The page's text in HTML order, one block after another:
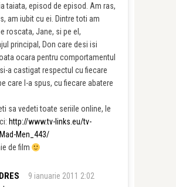
taiata, episod de episod. Am ras,
am iubit cu ei. Dintre toti am
roscata, Jane, si pe el,
principal, Don care desi isi
ocara pentru comportamentul
a castigat respectul cu fiecare
care l-a spus, cu fiecare abatere
sa vedeti toate seriile online, le
http://www.tv-links.eu/tv-
Men_443/
de film
9 ianuarie 2011 2:02